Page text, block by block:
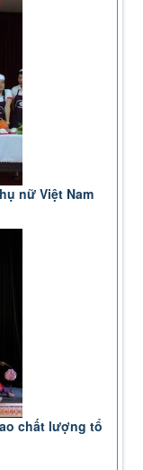
nữ Việt Nam
chất lượng tổ